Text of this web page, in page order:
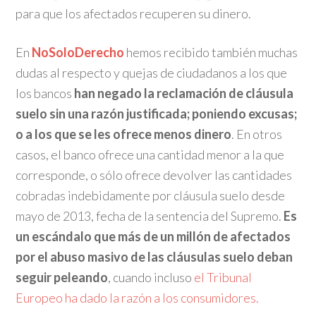
para que los afectados recuperen su dinero.
En NoSoloDerecho hemos recibido también muchas
dudas al respecto y quejas de ciudadanos a los que
los bancos han negado la reclamación de cláusula
suelo sin una razón justificada; poniendo excusas;
o a los que se les ofrece menos dinero. En otros
casos, el banco ofrece una cantidad menor a la que
corresponde, o sólo ofrece devolver las cantidades
cobradas indebidamente por cláusula suelo desde
mayo de 2013, fecha de la sentencia del Supremo. Es
un escándalo que más de un millón de afectados
por el abuso masivo de las cláusulas suelo deban
seguir peleando, cuando incluso el Tribunal
Europeo ha dado la razón a los consumidores.